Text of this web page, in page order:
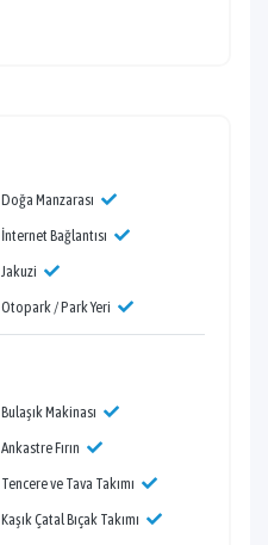
Doğa Manzarası
İnternet Bağlantısı
Jakuzi
Otopark / Park Yeri
Bulaşık Makinası
Ankastre Fırın
Tencere ve Tava Takımı
Kaşık Çatal Bıçak Takımı